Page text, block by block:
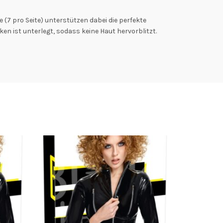
(7 pro Seite) unterstützen dabei die perfekte
ist unterlegt, sodass keine Haut hervorblitzt.